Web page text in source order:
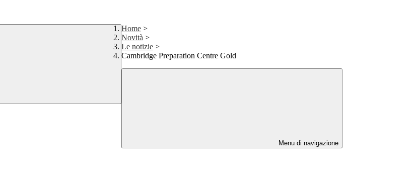
Home >
Novità >
Le notizie >
Cambridge Preparation Centre Gold
Menu di navigazione